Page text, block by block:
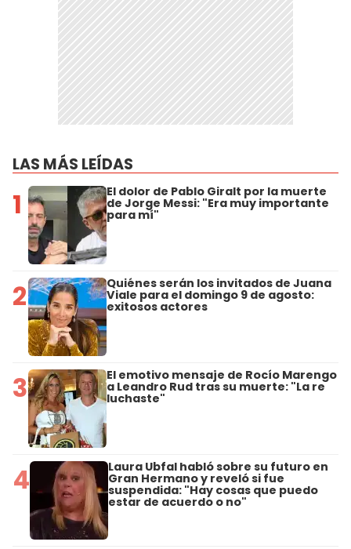
LAS MÁS LEÍDAS
1 El dolor de Pablo Giralt por la muerte
de Jorge Messi: "Era muy importante
para mí"
2 Quiénes serán los invitados de Juana
Viale para el domingo 9 de agosto:
exitosos actores
3 El emotivo mensaje de Rocío Marengo
a Leandro Rud tras su muerte: "La re
luchaste"
4 Laura Ubfal habló sobre su futuro en
Gran Hermano y reveló si fue
suspendida: "Hay cosas que puedo
estar de acuerdo o no"